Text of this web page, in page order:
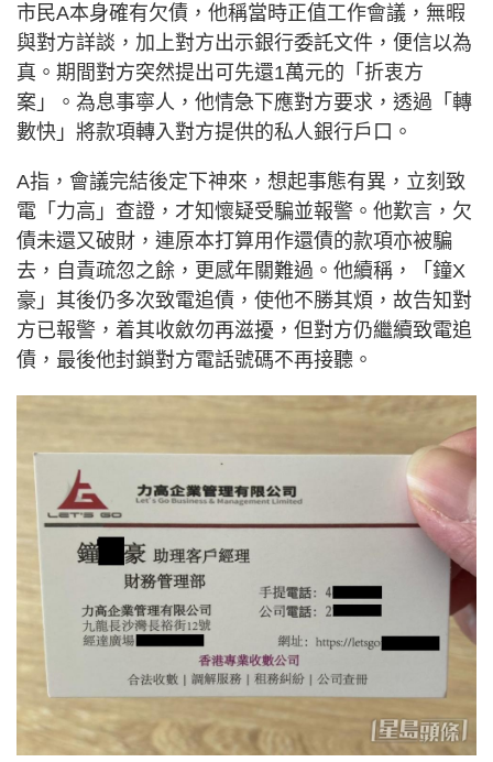
市民A本身確有欠債，他稱當時正值工作會議，無暇
與對方詳談，加上對方出示銀行委託文件，便信以為
真。期間對方突然提出可先還1萬元的「折衷方
案」。為息事寧人，他情急下應對方要求，透過「轉
數快」將款項轉入對方提供的私人銀行戶口。
A指，會議完結後定下神來，想起事態有異，立刻致
電「力高」查證，才知懷疑受騙並報警。他歎言，欠
債未還又破財，連原本打算用作還債的款項亦被騙
去，自責疏忽之餘，更感年關難過。他續稱，「鐘X
豪」其後仍多次致電追債，使他不勝其煩，故告知對
方已報警，着其收斂勿再滋擾，但對方仍繼續致電追
債，最後他封鎖對方電話號碼不再接聽。